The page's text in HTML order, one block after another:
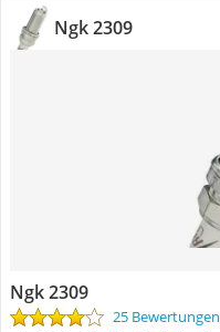
Ngk 2309
Ngk 2309
25 Bewertungen